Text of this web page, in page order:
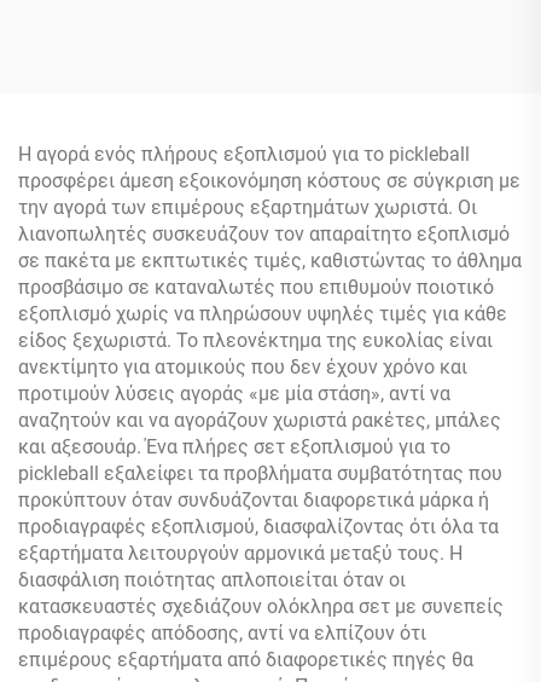
Διασκέδαση
Σε Εξωτερικούς Χώρους
Η αγορά ενός πλήρους εξοπλισμού για το pickleball
προσφέρει άμεση εξοικονόμηση κόστους σε σύγκριση με
την αγορά των επιμέρους εξαρτημάτων χωριστά. Οι
λιανοπωλητές συσκευάζουν τον απαραίτητο εξοπλισμό
σε πακέτα με εκπτωτικές τιμές, καθιστώντας το άθλημα
προσβάσιμο σε καταναλωτές που επιθυμούν ποιοτικό
εξοπλισμό χωρίς να πληρώσουν υψηλές τιμές για κάθε
είδος ξεχωριστά. Το πλεονέκτημα της ευκολίας είναι
ανεκτίμητο για ατομικούς που δεν έχουν χρόνο και
προτιμούν λύσεις αγοράς «με μία στάση», αντί να
αναζητούν και να αγοράζουν χωριστά ρακέτες, μπάλες
και αξεσουάρ. Ένα πλήρες σετ εξοπλισμού για το
pickleball εξαλείφει τα προβλήματα συμβατότητας που
προκύπτουν όταν συνδυάζονται διαφορετικά μάρκα ή
προδιαγραφές εξοπλισμού, διασφαλίζοντας ότι όλα τα
εξαρτήματα λειτουργούν αρμονικά μεταξύ τους. Η
διασφάλιση ποιότητας απλοποιείται όταν οι
κατασκευαστές σχεδιάζουν ολόκληρα σετ με συνεπείς
προδιαγραφές απόδοσης, αντί να ελπίζουν ότι
επιμέρους εξαρτήματα από διαφορετικές πηγές θα